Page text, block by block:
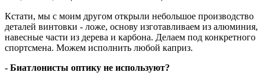
Кстати, мы с моим другом открыли небольшое производство
деталей винтовки - ложе, основу изготавливаем из алюминия,
навесные части из дерева и карбона. Делаем под конкретного
спортсмена. Можем исполнить любой каприз.
- Биатлонисты оптику не используют?